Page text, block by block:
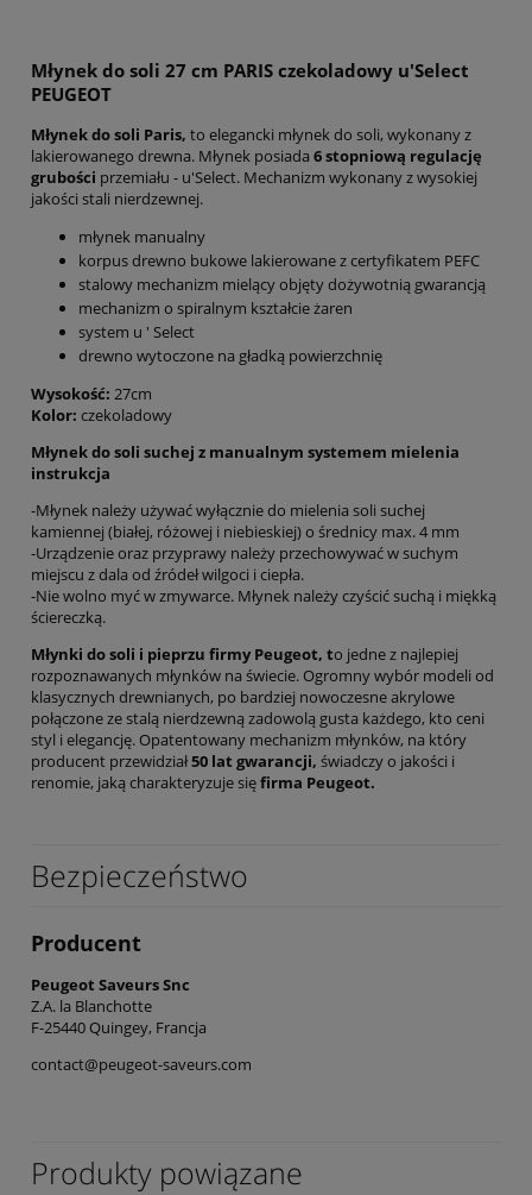
Młynek do soli 27 cm PARIS czekoladowy u'Select
PEUGEOT
Młynek do soli Paris, to elegancki młynek do soli, wykonany z
lakierowanego drewna. Młynek posiada 6 stopniową regulację
grubości przemiału - u'Select. Mechanizm wykonany z wysokiej
jakości stali nierdzewnej.
młynek manualny
korpus drewno bukowe lakierowane z certyfikatem PEFC
stalowy mechanizm mielący objęty dożywotnią gwarancją
mechanizm o spiralnym kształcie żaren
system u ' Select
drewno wytoczone na gładką powierzchnię
Wysokość: 27cm
Kolor: czekoladowy
Młynek do soli suchej z manualnym systemem mielenia
instrukcja
-Młynek należy używać wyłącznie do mielenia soli suchej
kamiennej (białej, różowej i niebieskiej) o średnicy max. 4 mm
-Urządzenie oraz przyprawy należy przechowywać w suchym
miejscu z dala od źródeł wilgoci i ciepła.
-Nie wolno myć w zmywarce. Młynek należy czyścić suchą i miękką
ściereczką.
Młynki do soli i pieprzu firmy Peugeot, to jedne z najlepiej
rozpoznawanych młynków na świecie. Ogromny wybór modeli od
klasycznych drewnianych, po bardziej nowoczesne akrylowe
połączone ze stalą nierdzewną zadowolą gusta każdego, kto ceni
styl i elegancję. Opatentowany mechanizm młynków, na który
producent przewidział50 lat gwarancji, świadczy o jakości i
renomie, jaką charakteryzuje sięfirma Peugeot.
Bezpieczeństwo
Producent
Peugeot Saveurs Snc
Z.A. la Blanchotte
F-25440 Quingey, Francja
contact@peugeot-saveurs.com
Produkty powiązane